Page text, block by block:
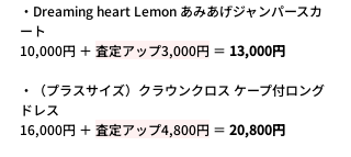
・ Dreaming heart Lemon あみあげジャンパースカ
ート
10,000円 ＋ 査定アップ3,000円 ＝ 13,000円
・
（プラスサイズ）クラウンクロス ケープ付ロング
ドレス
16,000円 ＋ 査定アップ4,800円 ＝ 20,800円